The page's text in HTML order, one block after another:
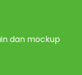
dan mockup